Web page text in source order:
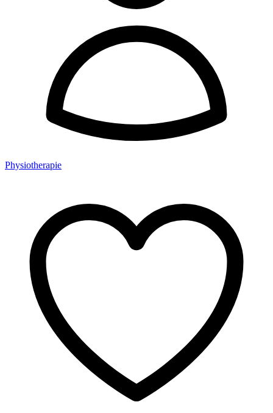
Physiotherapie